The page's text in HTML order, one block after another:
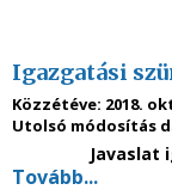
Igazgatási
Közzétéve: 2018.
Utolsó módosítás
Javaslat
Tovább...